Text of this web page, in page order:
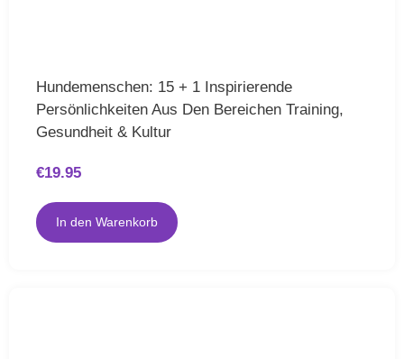
Hundemenschen: 15 + 1 Inspirierende
Persönlichkeiten Aus Den Bereichen Training,
Gesundheit & Kultur
€19.95
In den Warenkorb